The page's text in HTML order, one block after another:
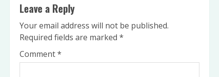
Leave a Reply
Your email address will not be published.
Required fields are marked *
Comment*